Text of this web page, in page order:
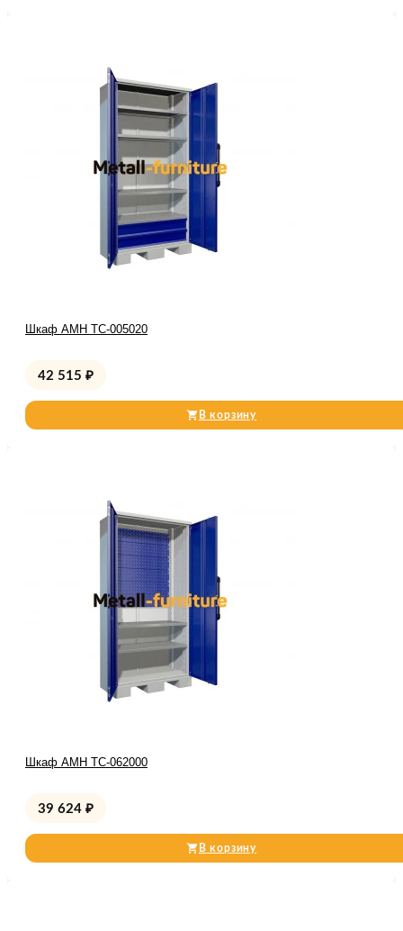
Шкаф AMH TC-005020
42 515 ₽
В корзину
Шкаф AMH TC-062000
39 624 ₽
В корзину